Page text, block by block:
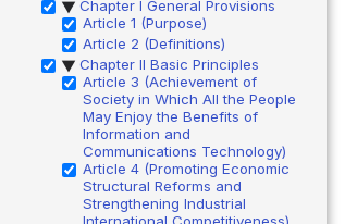
▶ Chapter I General Provisions
Article 1 (Purpose)
Article 2 (Definitions)
▶ Chapter II Basic Principles
Article 3 (Achievement of
Society in Which All the People
May Enjoy the Benefits of
Information and
Communications Technology)
Article 4 (Promoting Economic
Structural Reforms and
Strengthening Industrial